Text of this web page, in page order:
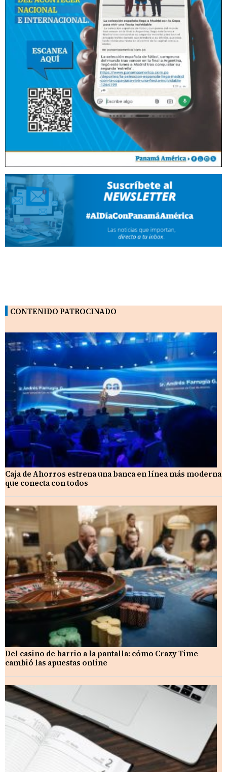
CONTENIDO PATROCINADO
Caja de Ahorros estrena una banca en línea más moderna
que conecta con todos
Del casino de barrio a la pantalla: cómo Crazy Time
cambió las apuestas online